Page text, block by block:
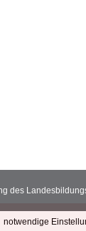
des
notwendige